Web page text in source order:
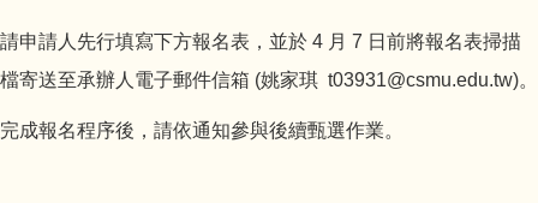
請申請人先行填寫下方報名表，並於 4 月 7 日前將報名表掃描
檔寄送至承辦人電子郵件信箱 (姚家琪 t03931@csmu.edu.tw)。
完成報名程序後，請依通知參與後續甄選作業。